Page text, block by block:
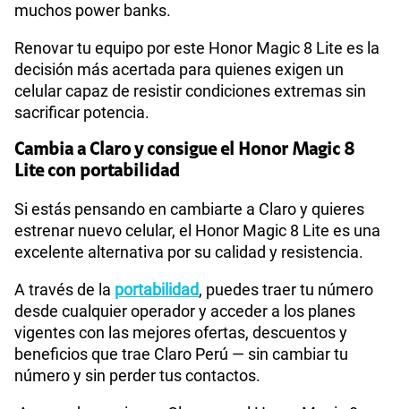
muchos power banks.
Renovar tu equipo por este Honor Magic 8 Lite es la
decisión más acertada para quienes exigen un
celular capaz de resistir condiciones extremas sin
sacrificar potencia.
Cambia a Claro y consigue el Honor Magic 8
Lite con portabilidad
Si estás pensando en cambiarte a Claro y quieres
estrenar nuevo celular, el Honor Magic 8 Lite es una
excelente alternativa por su calidad y resistencia.
A través de la portabilidad, puedes traer tu número
desde cualquier operador y acceder a los planes
vigentes con las mejores ofertas, descuentos y
beneficios que trae Claro Perú — sin cambiar tu
número y sin perder tus contactos.